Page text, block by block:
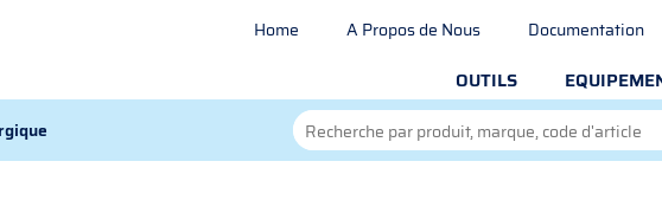
Home A Propos de Nous Documentation
OUTILS